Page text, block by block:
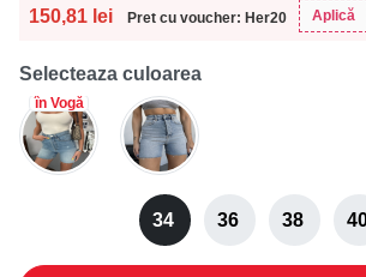
150,81 lei Pret cu voucher: Her20 Aplică
Selecteaza culoarea
în Vogă
34 36 38